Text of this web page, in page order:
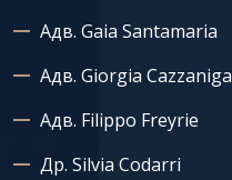
Адв. Gaia Santamaria
Адв. Giorgia Cazzaniga
Адв. Filippo Freyrie
Др. Silvia Codarri